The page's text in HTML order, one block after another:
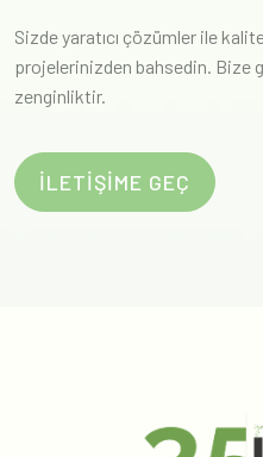
Sizde yaratıcı çözümler ile
projelerinizden bahsedin. Bize
zenginliktir.
İLETİŞİME GEÇ